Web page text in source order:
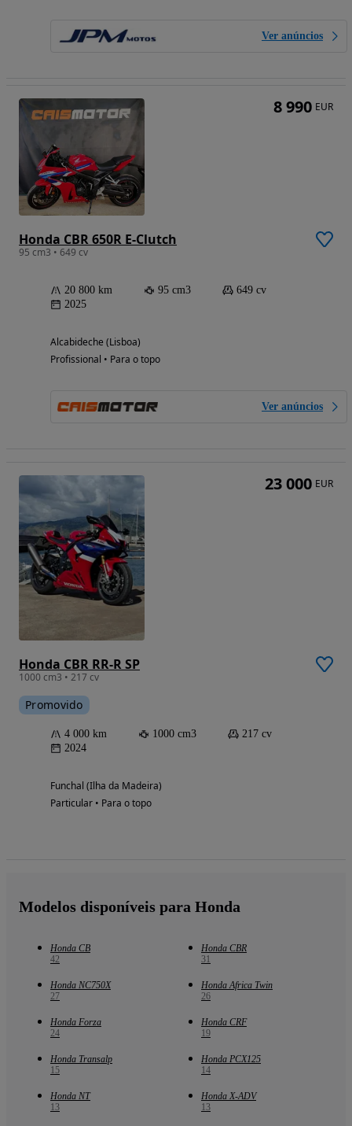
Ver anúncios
Honda CBR 650R E-Clutch
95 cm3 • 649 cv
20 800 km 95 cm3
649 cv
2025
Alcabideche (Lisboa)
Profissional • Para o topo
Ver anúncios
8 990 EUR
Honda CBR RR-R SP
1000 cm3 • 217 cv
Promovido
4 000 km 1000 cm3
217 cv
2024
Funchal (Ilha da Madeira)
Particular • Para o topo
23 000 EUR
Modelos disponíveis para Honda
Honda CB
42
Honda CBR
31
Honda NC750X
27
Honda Africa Twin
26
Honda Forza
24
Honda CRF
19
Honda Transalp
15
Honda PCX125
14
Honda NT
13
Honda X-ADV
13